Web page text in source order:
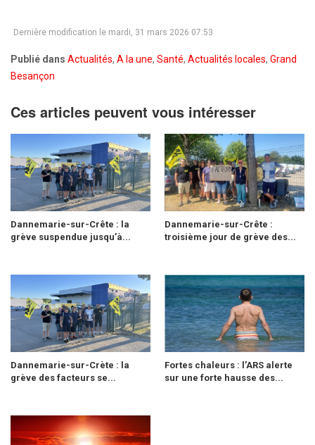
Dernière modification le mardi, 31 mars 2026 07:53
Publié dans Actualités, A la une, Santé, Actualités locales, Grand
Besançon
Ces articles peuvent vous intéresser
Dannemarie-sur-Crête : la
grève suspendue jusqu’à...
Dannemarie-sur-Crête :
troisième jour de grève des...
Dannemarie-sur-Crète : la
grève des facteurs se...
Fortes chaleurs : l’ARS alerte
sur une forte hausse des...